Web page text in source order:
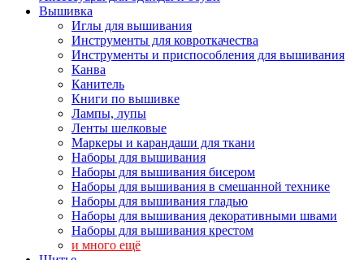
Вышивка
Иглы для вышивания
Инструменты для ковроткачества
Инструменты и приспособления для вышивания
Канва
Канитель
Книги по вышивке
Лампы, лупы
Ленты шелковые
Маркеры и карандаши для ткани
Наборы для вышивания
Наборы для вышивания бисером
Наборы для вышивания в смешанной технике
Наборы для вышивания гладью
Наборы для вышивания декоративными швами
Наборы для вышивания крестом
и много ещё